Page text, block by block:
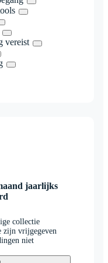
vereist
jaarlijks
collectie
zijn vrijgegeven
niet